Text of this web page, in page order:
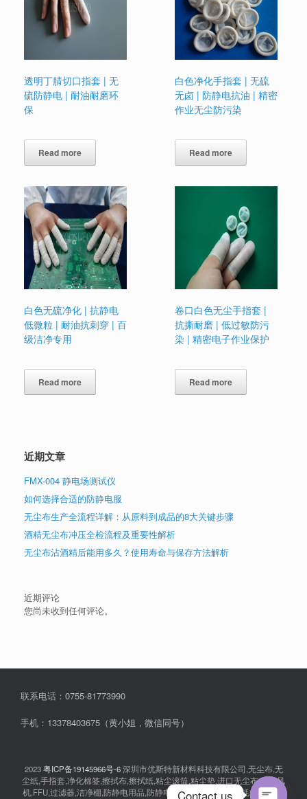
透明丁腈切口指套 | 无
硫防静电 | 耐油耐磨环
保
Read more
白色净化手指套 | 无硫
无卤 | 防静电抗油 | 精密
作业无尘防污染
Read more
白色无硫净化 | 抗静电
低微粒 | 耐油抗刺穿 | 百
级洁净专用
Read more
卷口白色无尘手指套 |
抗撕耐磨 | 低过敏防污
染 | 精密电子作业保护
Read more
近期文章
FMX-004 静电场测试仪
如何选择合适的防静电服
无尘布生产全流程详解：从原料到成品的8大关键步骤
酒精无尘布冲压全检流程及重要性解析
无尘布沾酒精后能用多久？使用寿命与保存方法解析
近期评论
您尚未收到任何评论。
联系电话：0755-81773990
手机：13378403675（黄小姐，微信同号）
2023粤ICP备19145966号-6深圳市优斯特新材料科技有限公司,无尘布,无
尘纸,手指套,净化棉签,擦拭布,擦拭纸,粘尘滚筒,粘尘垫,进口无尘布,离子风
机,FFU,过滤器,洁净棚,防静电用品,防静电衣服,无尘室消耗品,耗材,实验室
Contact us